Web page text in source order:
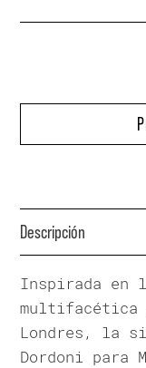
Descripción
Inspirada en
multifacética
Londres, la
Dordoni para